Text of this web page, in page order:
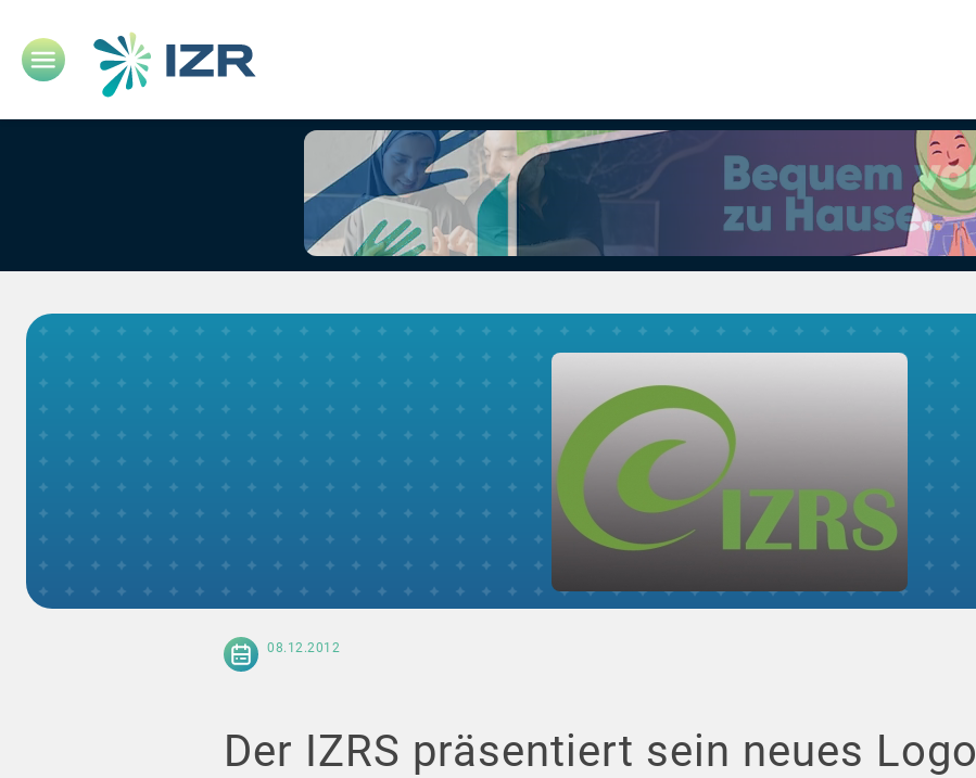
08.12.2012
Der IZRS präsentiert sein neues Logo